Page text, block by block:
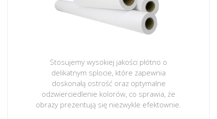
Stosujemy wysokiej jakości płótno o
delikatnym splocie, które zapewnia
doskonałą ostrość oraz optymalne
odzwierciedlenie kolorów, co sprawia, że
obrazy prezentują się niezwykle efektownie.